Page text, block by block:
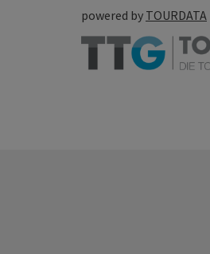
powered by TOURDATA